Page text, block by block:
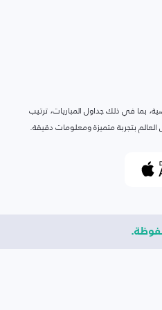
بما في ذلك جداول المباريات، ترتيب
العالم بتجربة متميزة ومعلومات دقيقة.